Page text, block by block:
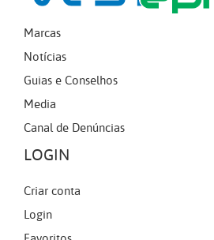
Marcas
Notícias
Guias e Conselhos
Media
Canal de Denúncias
LOGIN
Criar conta
Login